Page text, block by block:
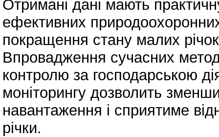
Отримані дані мають
ефективних
покращення стану малих
Впровадження сучасних
контролю за господарською
моніторингу дозволить
навантаження і сприятиме
річки.